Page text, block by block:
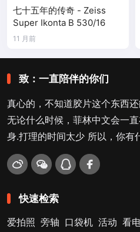
七十五年的传奇 - Zeiss
Super Ikonta B 530/16
11 月前
致：一直陪伴的你们
真心的，不知道胶片这个东西
无论什么时候，菲林中文会一
身.打理的时间太少 所以，你有
快速检索
爱拍照 旁轴 口袋机 活动 看